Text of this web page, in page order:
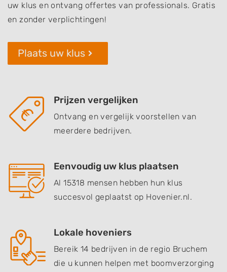
uw klus en ontvang offertes van professionals. Gratis
en zonder verplichtingen!
Plaats uw klus
Prijzen vergelijken
Ontvang en vergelijk voorstellen van
meerdere bedrijven.
Eenvoudig uw klus plaatsen
Al 15318 mensen hebben hun klus
succesvol geplaatst op Hovenier.nl.
Lokale hoveniers
Bereik 14 bedrijven in de regio Bruchem
die u kunnen helpen met boomverzorging